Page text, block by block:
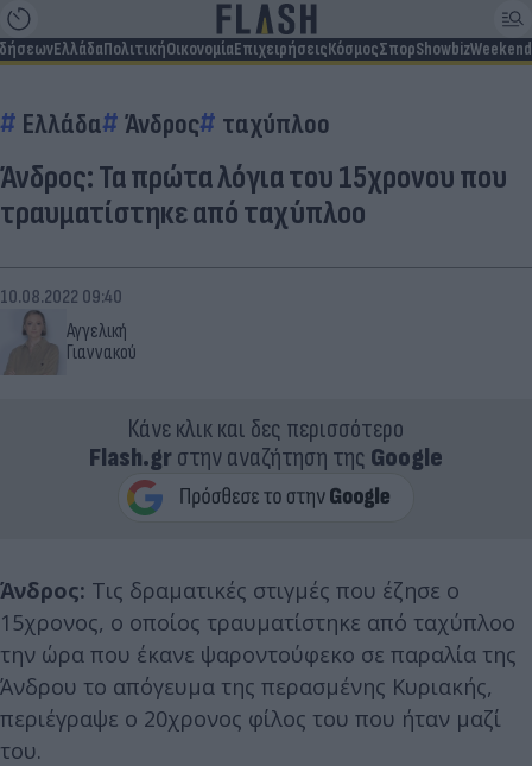
ΕλλάδαΠολιτικήΟικονομίαΕπιχειρήσειςΚόσμοςΣπορShowbizWeekend
Ελλάδα Άνδρος ταχύπλοο
Άνδρος: Τα πρώτα λόγια του 15χρονου που
τραυματίστηκε από ταχύπλοο
Αγγελική
Γιαννακού
10.08.2022 09:40
Κάνε κλικ και δες περισσότερο
Flash.grστην αναζήτηση της Google
Άνδρος: Τις δραματικές στιγμές που έζησε ο
15χρονος, ο οποίος τραυματίστηκε από ταχύπλοο
την ώρα που έκανε ψαροντούφεκο σε παραλία της
Άνδρου το απόγευμα της περασμένης Κυριακής,
περιέγραψε ο 20χρονος φίλος του που ήταν μαζί
του.